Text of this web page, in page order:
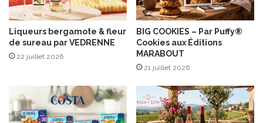
L
i
o
n
e
u
d
o
s
s
e
Liqueurs bergamote & fleur
de sureau par VEDRENNE
22 juillet 2026
BIG COOKIES – Par Puffy®
Cookies aux Éditions
MARABOUT
21 juillet 2026